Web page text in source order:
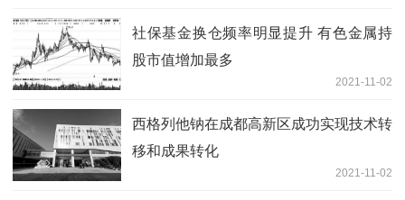
社保基金换仓频率明显提升 有色金属持
股市值增加最多
2021-11-02
西格列他钠在成都高新区成功实现技术转
移和成果转化
2021-11-02